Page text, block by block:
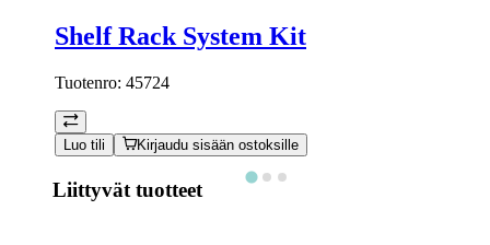
Shelf Rack System Kit
Tuotenro: 45724
Luo tili Kirjaudu sisään ostoksille
Liittyvät tuotteet